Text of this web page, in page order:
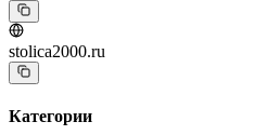
stolica2000.ru
Категории